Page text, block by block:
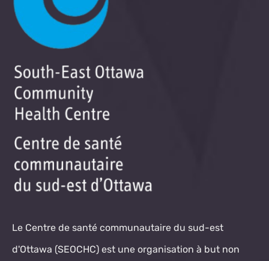
Le Centre de santé communautaire du sud-est
d'Ottawa (SEOCHC) est une organisation à but non